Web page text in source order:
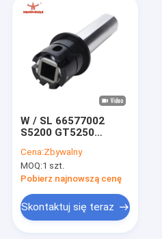
W / SL 66577002
S5200 GT5250
cięcia Tube Assy
Części zamienne do
materiałów
Cena:Zbywalny
MOQ:1 szt.
Pobierz najnowszą cenę
Skontaktuj się teraz